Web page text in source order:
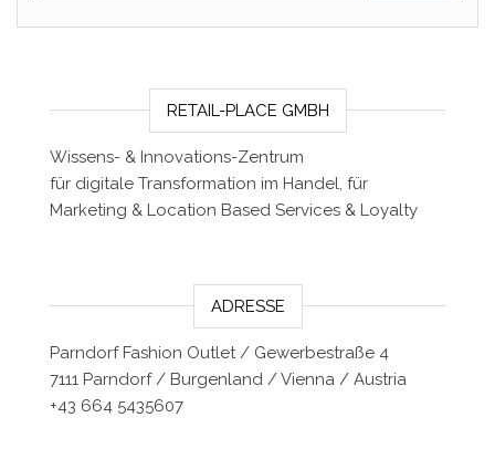
RETAIL-PLACE GMBH
Wissens- & Innovations-Zentrum
für digitale Transformation im Handel, für
Marketing & Location Based Services & Loyalty
ADRESSE
Parndorf Fashion Outlet / Gewerbestraße 4
7111 Parndorf / Burgenland / Vienna / Austria
+43 664 5435607